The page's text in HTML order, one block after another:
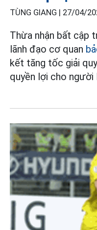
TÙNG GIANG | 27/04/
Thừa nhận bất cập
lãnh đạo cơ quan
kết tăng tốc giải
quyền lợi cho người